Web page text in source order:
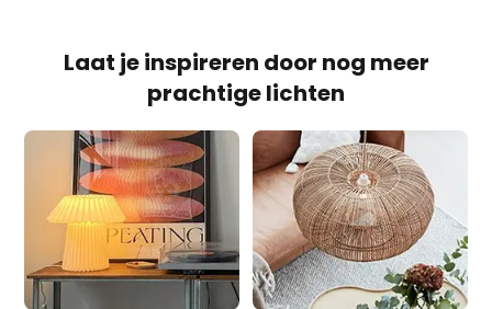
Japandi-lampen: Japan
ontmoet Scandi
Boho lampen